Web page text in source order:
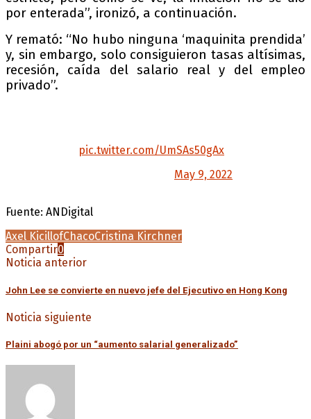
por enterada”, ironizó, a continuación.
Y remató: “No hubo ninguna ‘maquinita prendida’
y, sin embargo, solo consiguieron tasas altísimas,
recesión, caída del salario real y del empleo
privado”.
pic.twitter.com/UmSAs50gAx
May 9, 2022
Fuente: ANDigital
Axel KicillofChacoCristina Kirchner
Compartir0
Noticia anterior
John Lee se convierte en nuevo jefe del Ejecutivo en Hong Kong
Noticia siguiente
Plaini abogó por un “aumento salarial generalizado”